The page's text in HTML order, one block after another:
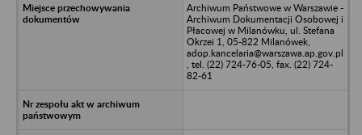
Archiwum Państwowe w Warszawie -
Archiwum Dokumentacji Osobowej i
Płacowej w Milanówku, ul. Stefana
Okrzei 1, 05-822 Milanówek,
adop.kancelaria@warszawa.ap.gov.pl
, tel. (22) 724-76-05, fax. (22) 724-
82-61